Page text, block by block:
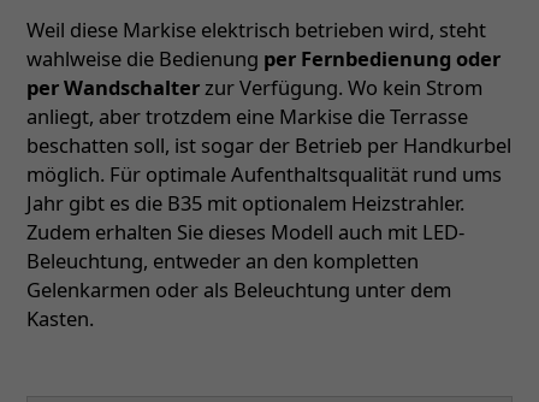
Weil diese Markise elektrisch betrieben wird, steht
wahlweise die Bedienung per Fernbedienung oder
per Wandschalterzur Verfügung. Wo kein Strom
anliegt, aber trotzdem eine Markise die Terrasse
beschatten soll, ist sogar der Betrieb per Handkurbel
möglich. Für optimale Aufenthaltsqualität rund ums
Jahr gibt es die B35 mit optionalem Heizstrahler.
Zudem erhalten Sie dieses Modell auch mit LED-
Beleuchtung, entweder an den kompletten
Gelenkarmen oder als Beleuchtung unter dem
Kasten.